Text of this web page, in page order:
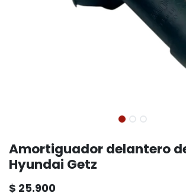
Amortiguador delantero
Hyundai Getz
$ 25.900